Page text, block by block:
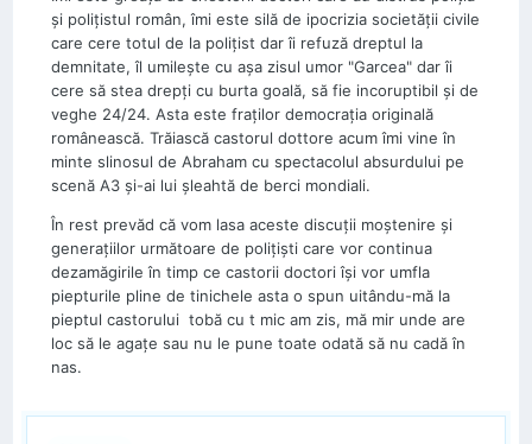
și polițistul român, îmi este silă de ipocrizia societății civile
care cere totul de la polițist dar îi refuză dreptul la
demnitate, îl umilește cu așa zisul umor "Garcea" dar îi
cere să stea drepți cu burta goală, să fie incoruptibil și de
veghe 24/24. Asta este fraților democrația originală
românească. Trăiască castorul dottore acum îmi vine în
minte slinosul de Abraham cu spectacolul absurdului pe
scenă A3 și-ai lui șleahtă de berci mondiali.
În rest prevăd că vom lasa aceste discuții moștenire și
generațiilor următoare de polițiști care vor continua
dezamăgirile în timp ce castorii doctori își vor umfla
piepturile pline de tinichele asta o spun uitându-mă la
pieptul castorului tobă cu t mic am zis, mă mir unde are
loc să le agațe sau nu le pune toate odată să nu cadă în
nas.